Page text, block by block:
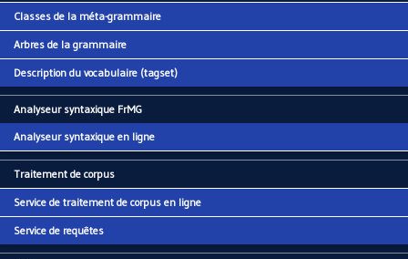
Classes de la méta-grammaire
Arbres de la grammaire
Description du vocabulaire (tagset)
Analyseur syntaxique FrMG
Analyseur syntaxique en ligne
Traitement de corpus
Service de traitement de corpus en ligne
Service de requêtes